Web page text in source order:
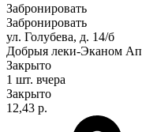
Забронировать
Забронировать
ул. Голубева, д. 14/б
Добрыя леки-Эканом
Закрыто
1 шт. вчера
Закрыто
12,43 р.